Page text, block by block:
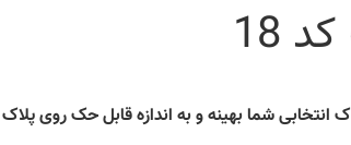
18
انتخابی شما بهینه و به اندازه قابل حک روی